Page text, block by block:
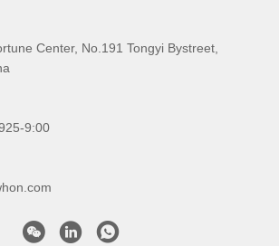
Center, No.191 Tongyi Bystreet,
9:00